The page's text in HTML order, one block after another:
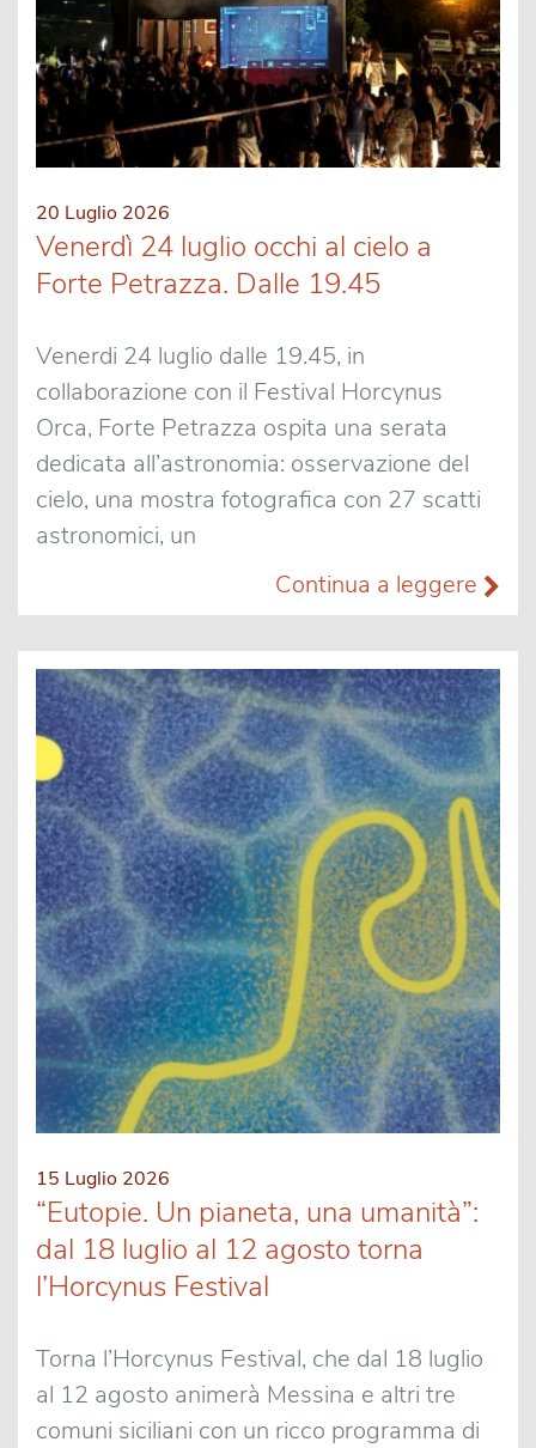
20 Luglio 2026
Venerdì 24 luglio occhi al cielo a
Forte Petrazza. Dalle 19.45
Venerdi 24 luglio dalle 19.45, in
collaborazione con il Festival Horcynus
Orca, Forte Petrazza ospita una serata
dedicata all’astronomia: osservazione del
cielo, una mostra fotografica con 27 scatti
astronomici, un
Continua a leggere
15 Luglio 2026
“Eutopie. Un pianeta, una umanità”:
dal 18 luglio al 12 agosto torna
l’Horcynus Festival
Torna l’Horcynus Festival, che dal 18 luglio
al 12 agosto animerà Messina e altri tre
comuni siciliani con un ricco programma di